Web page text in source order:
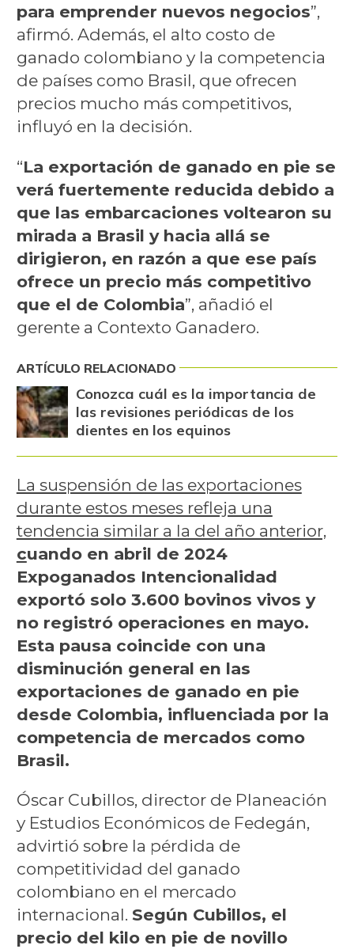
para emprender nuevos negocios”,
afirmó. Además, el alto costo de
ganado colombiano y la competencia
de países como Brasil, que ofrecen
precios mucho más competitivos,
influyó en la decisión.
“La exportación de ganado en pie se
verá fuertemente reducida debido a
que las embarcaciones voltearon su
mirada a Brasil y hacia allá se
dirigieron, en razón a que ese país
ofrece un precio más competitivo
que el de Colombia”, añadió el
gerente a Contexto Ganadero.
ARTÍCULO RELACIONADO
Conozca cuál es la importancia de
las revisiones periódicas de los
dientes en los equinos
La suspensión de las exportaciones
durante estos meses refleja una
tendencia similar a la del año anterior,
cuando en abril de 2024
Expoganados Intencionalidad
exportó solo 3.600 bovinos vivos y
no registró operaciones en mayo.
Esta pausa coincide con una
disminución general en las
exportaciones de ganado en pie
desde Colombia, influenciada por la
competencia de mercados como
Brasil.
Óscar Cubillos, director de Planeación
y Estudios Económicos de Fedegán,
advirtió sobre la pérdida de
competitividad del ganado
colombiano en el mercado
internacional. Según Cubillos, el
precio del kilo en pie de novillo